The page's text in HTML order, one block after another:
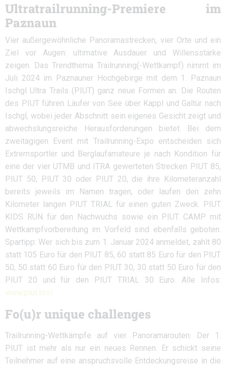
Ultratrailrunning-Premiere im
Paznaun
Vier außergewöhnliche Panoramastrecken, vier Orte und ein
Ziel vor Augen: ultimative Ausdauer und Willensstärke
zeigen. Das Trendthema Trailrunning(-Wettkampf) nimmt im
Juli 2024 im Paznauner Hochgebirge mit dem 1. Paznaun
Ischgl Ultra Trails (PIUT) ganz neue Formen an. Die Routen
des PIUT führen Läufer von See über Kappl und Galtür nach
Ischgl, wobei jeder Abschnitt sein eigenes Gesicht zeigt und
abwechslungsreiche Herausforderungen bietet. Bei dem
zweitägigen Event mit Trailrunning-Expo entscheiden sich
Extremsportler und Berglaufamateure je nach Kondition für
eine der vier UTMB und ITRA gewerteten Strecken PIUT 85,
PIUT 50, PIUT 30 oder PIUT 20, die ihre Kilometeranzahl
bereits jeweils im Namen tragen, oder laufen den zehn
Kilometer langen PIUT TRIAL für einen guten Zweck. PIUT
KIDS RUN für den Nachwuchs sowie ein PIUT CAMP mit
Wettkampfvorbereitung im Vorfeld sind ebenfalls geboten.
Spartipp: Wer sich bis zum 1. Januar 2024 anmeldet, zahlt 80
statt 105 Euro für den PIUT 85, 60 statt 85 Euro für den PIUT
50, 50 statt 60 Euro für den PIUT 30, 30 statt 50 Euro für den
PIUT 20 und für den PIUT TRIAL 30 Euro. Alle Infos:
www.piut.tirol
Fo(u)r unique challenges
Trailrunning-Wettkämpfe auf vier Panoramarouten: Der 1.
PIUT ist mehr als nur ein neues Rennen. Er schickt seine
Teilnehmer auf eine anspruchsvolle Entdeckungsreise in die